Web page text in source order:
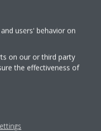
t’ju ndihmojnë
users' behavior on
on our or third party
the effectiveness of